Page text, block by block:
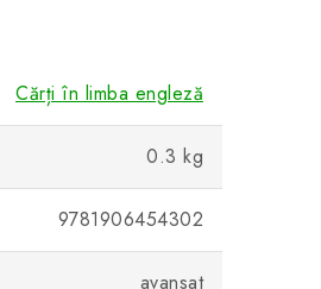
Cărți în limba engleză
0.3 kg
9781906454302
avansat